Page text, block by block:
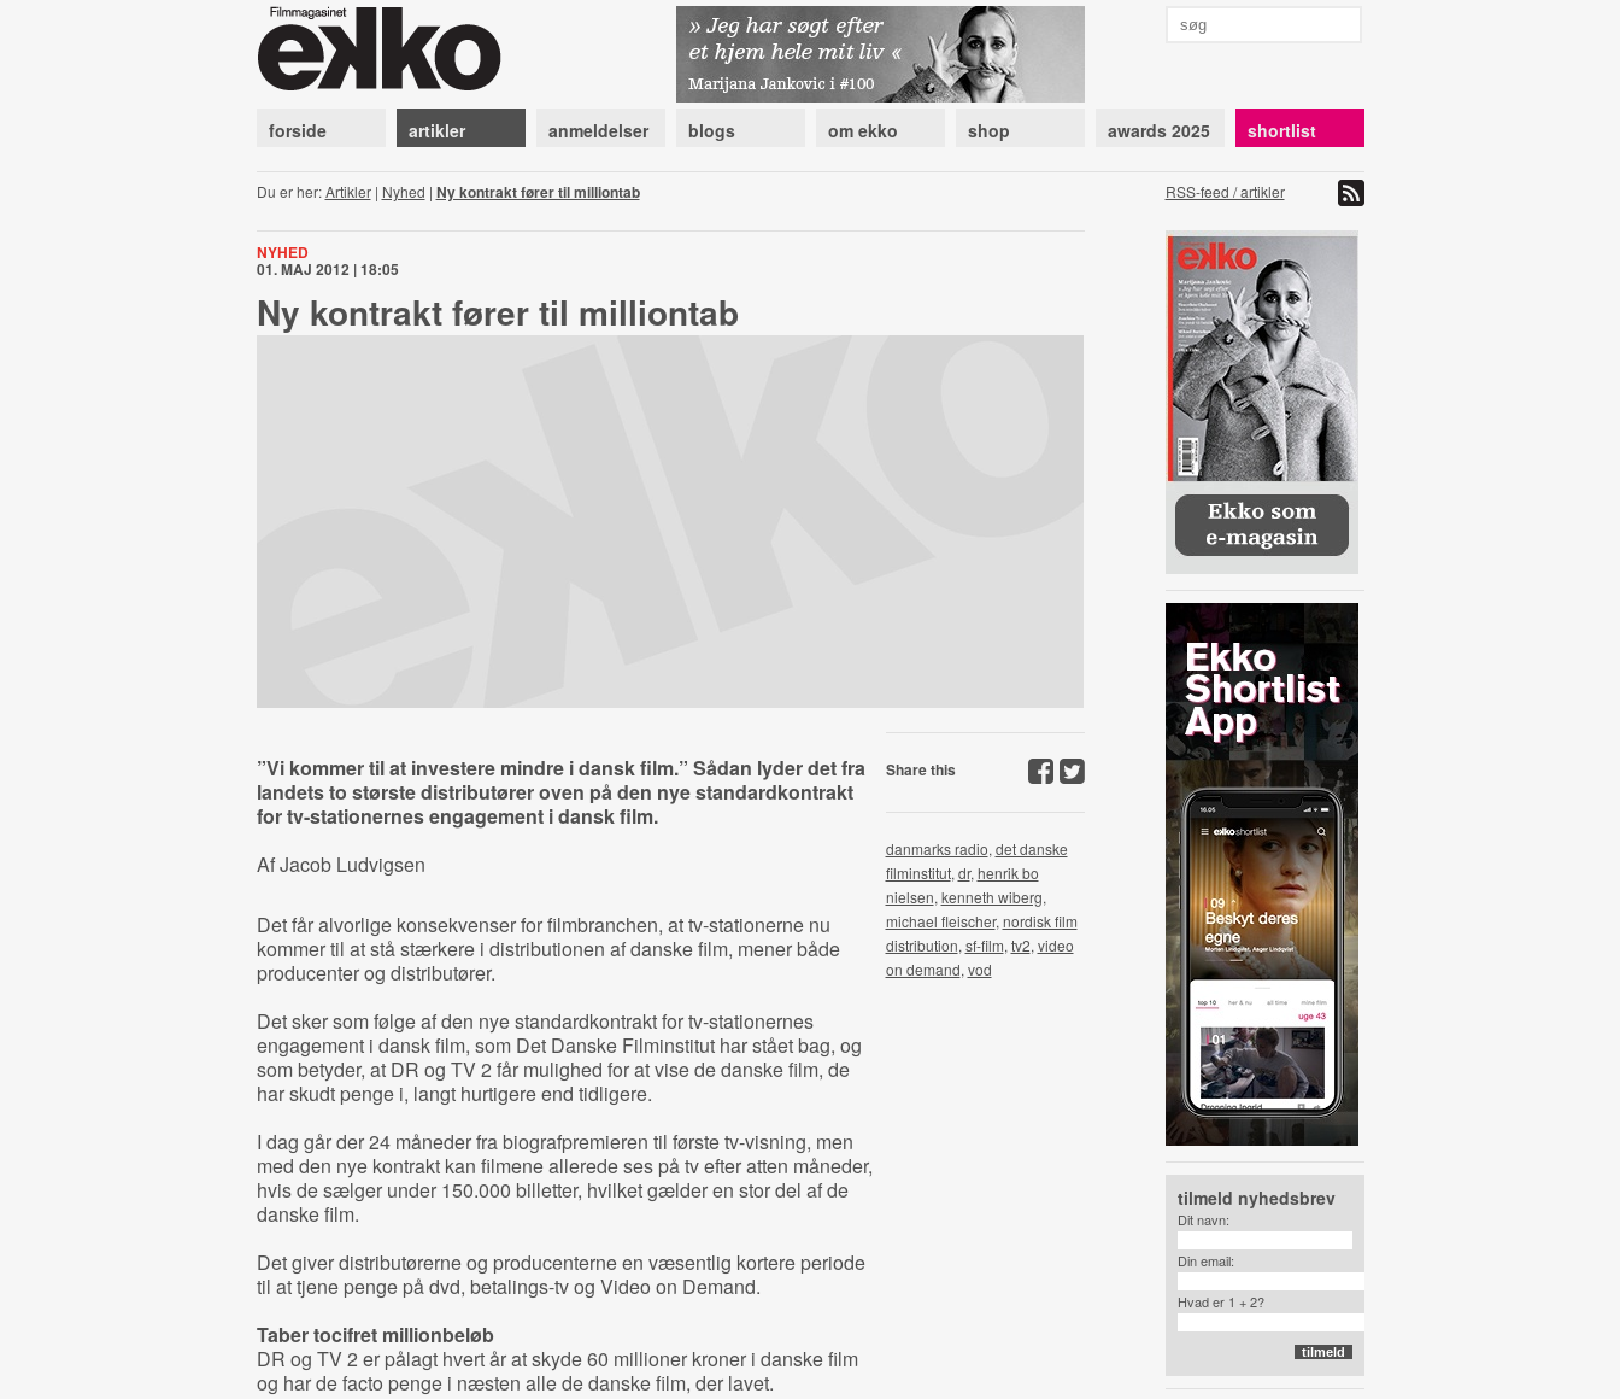
forside artikler anmeldelser blogs om ekko shop awards 2025 shortlist
Du er her:Artikler| Nyhed | Ny kontrakt fører til milliontab RSS-feed / artikler
NYHED
01. MAJ 2012 | 18:05
Ny kontrakt fører til milliontab
”Vi kommer til at investere mindre i dansk film.” Sådan lyder det fra
landets to største distributører oven på den nye standardkontrakt
for tv-stationernes engagement i dansk film.
Af Jacob Ludvigsen
Det får alvorlige konsekvenser for filmbranchen, at tv-stationerne nu
kommer til at stå stærkere i distributionen af danske film, mener både
producenter og distributører.
Det sker som følge af den nye standardkontrakt for tv-stationernes
engagement i dansk film, som Det Danske Filminstitut har stået bag, og
som betyder, at DR og TV 2 får mulighed for at vise de danske film, de
har skudt penge i, langt hurtigere end tidligere.
I dag går der 24 måneder fra biografpremieren til første tv-visning, men
med den nye kontrakt kan filmene allerede ses på tv efter atten måneder,
hvis de sælger under 150.000 billetter, hvilket gælder en stor del af de
danske film.
Det giver distributørerne og producenterne en væsentlig kortere periode
til at tjene penge på dvd, betalings-tv og Video on Demand.
Taber tocifret millionbeløb
DR og TV 2 er pålagt hvert år at skyde 60 millioner kroner i danske film
og har de facto penge i næsten alle de danske film, der lavet.
Share this
danmarks radio, det danske
filminstitut, dr, henrik bo
nielsen, kenneth wiberg,
michael fleischer, nordisk film
distribution, sf-film, tv2, video
on demand, vod
tilmeld nyhedsbrev
Dit navn:
Din email:
Hvad er 1 + 2?